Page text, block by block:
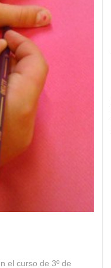
el curso de 3º de